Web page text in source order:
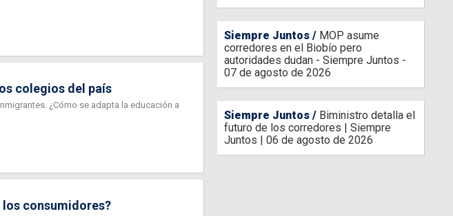
colegios del país
¿Cómo se adapta la educación a
consumidores?
Siempre Juntos
MOP asume
corredores en el Biobío pero
autoridades dudan - Siempre Juntos -
07 de agosto de 2026
Siempre Juntos
Biministro detalla el
futuro de los corredores | Siempre
Juntos | 06 de agosto de 2026